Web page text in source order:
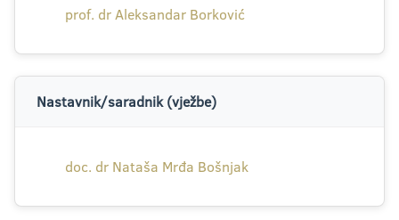
prof. dr Aleksandar Borković
Nastavnik/saradnik (vježbe)
doc. dr Nataša Mrđa Bošnjak